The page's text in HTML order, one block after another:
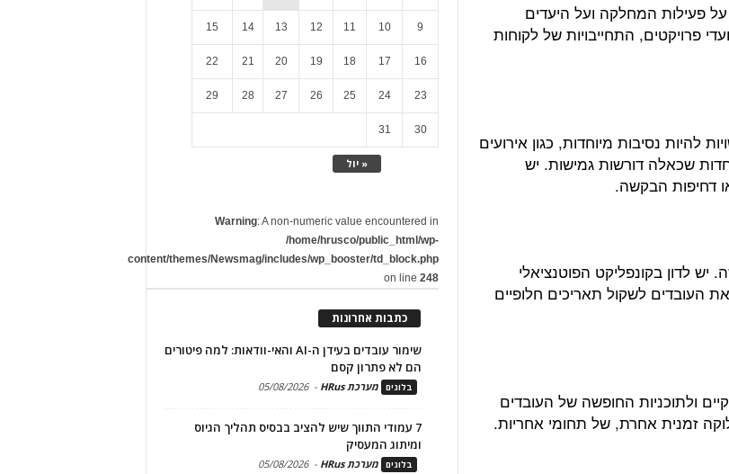
פעילות המחלקה ועל היעדים
פרויקטים, התחייבויות של לקוחות
נסיבות מיוחדות, כגון אירועים
שכאלה דורשות גמישות. יש
דחיפות הבקשה.
לדון בקונפליקט הפוטנציאלי
העובדים לשקול תאריכים חלופיים
ולתוכניות החופשה של העובדים
זמנית אחרת, של תחומי אחריות.
« יול
9
10
11
12
13
14
15
16
17
18
19
20
21
22
23
24
25
26
27
28
29
30
31
Warning: A non-numeric value encountered in
/home/hrusco/public_html/wp-
content/themes/Newsmag/includes/wp_booster/td_block.php
on line248
כתבות אחרונות
שימור עובדים בעידן ה-AI והאי-וודאות: למה פיטורים
הם לא פתרון קסם
בלוגים מערכת HRus -
05/08/2026
7 עמודי התווך שיש להציב בבסיס תהליך הגיוס
ומיתוג המעסיק
בלוגים מערכת HRus -
05/08/2026